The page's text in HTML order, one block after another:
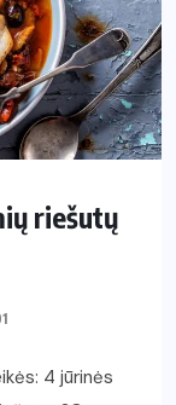
riešutų
4 jūrinės